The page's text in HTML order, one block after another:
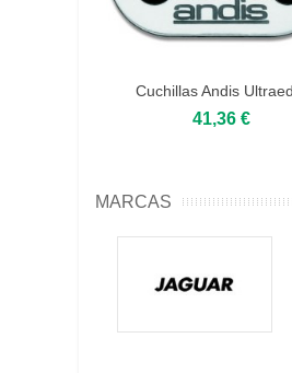
Cuchillas Andis
0,1mm...
41,36 €
MARCAS